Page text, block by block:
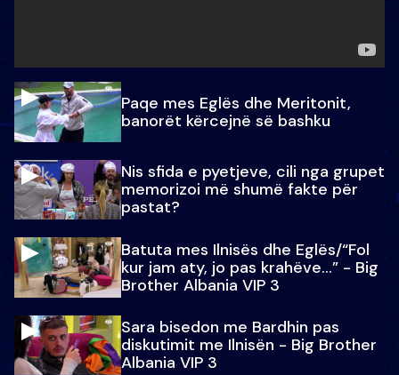
Paqe mes Eglës dhe Meritonit,
banorët kërcejnë së bashku
Nis sfida e pyetjeve, cili nga grupet
memorizoi më shumë fakte për
pastat?
Batuta mes Ilnisës dhe Eglës/“Fol
kur jam aty, jo pas krahëve…” - Big
Brother Albania VIP 3
Sara bisedon me Bardhin pas
diskutimit me Ilnisën - Big Brother
Albania VIP 3